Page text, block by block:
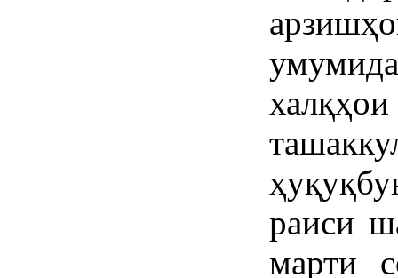
раиси
марти